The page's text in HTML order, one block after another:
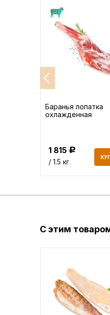
Баранья лопатка
охлажденная
1 815 Р
/ 1.5 кг
С этим